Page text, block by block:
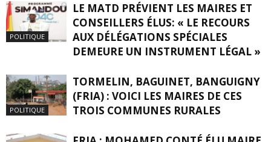
POLITIQUE
LE MATD PRÉVIENT LES MAIRES ET
CONSEILLERS ÉLUS: « LE RECOURS
AUX DÉLÉGATIONS SPÉCIALES
DEMEURE UN INSTRUMENT LÉGAL »
POLITIQUE
TORMELIN, BAGUINET, BANGUIGNY
(FRIA) : VOICI LES MAIRES DE CES
TROIS COMMUNES RURALES